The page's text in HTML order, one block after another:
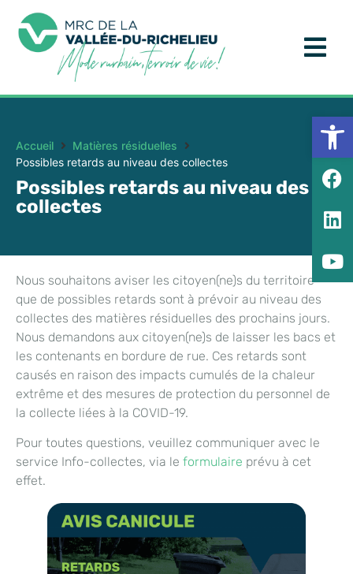
Accueil
Matières résiduelles
Possibles retards au niveau des collectes
Possibles retards au niveau des
collectes
Nous souhaitons aviser les citoyen(ne)s du territoire
que de possibles retards sont à prévoir au niveau des
collectes des matières résiduelles des prochains jours.
Nous demandons aux citoyen(ne)s de laisser les bacs et
les contenants en bordure de rue. Ces retards sont
causés en raison des impacts cumulés de la chaleur
extrême et des mesures de protection du personnel de
la collecte liées à la COVID-19.
Pour toutes questions, veuillez communiquer avec le
service Info-collectes, via le formulaire prévu à cet
effet.